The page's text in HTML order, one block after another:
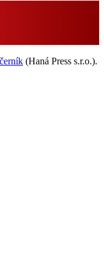
(Haná Press s.r.o.).